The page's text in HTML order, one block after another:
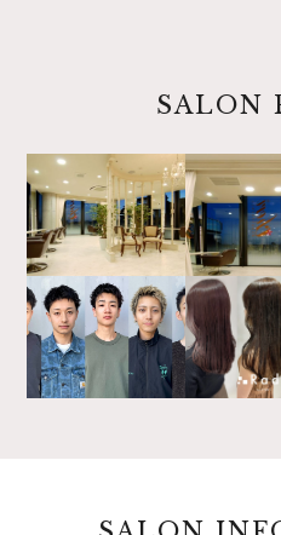
SALON